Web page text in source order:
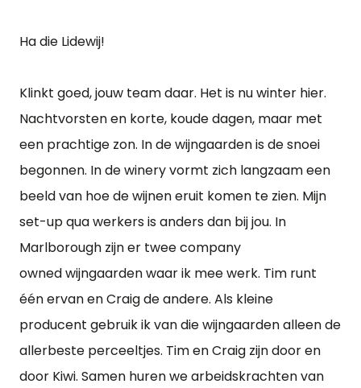
Ha die Lidewij!
Klinkt goed, jouw team daar. Het is nu winter hier.
Nachtvorsten en korte, koude dagen, maar met
een prachtige zon. In de wijngaarden is de snoei
begonnen. In de winery vormt zich langzaam een
beeld van hoe de wijnen eruit komen te zien. Mijn
set-up qua werkers is anders dan bij jou. In
Marlborough zijn er twee company
owned wijngaarden waar ik mee werk. Tim runt
één ervan en Craig de andere. Als kleine
producent gebruik ik van die wijngaarden alleen de
allerbeste perceeltjes. Tim en Craig zijn door en
door Kiwi. Samen huren we arbeidskrachten van